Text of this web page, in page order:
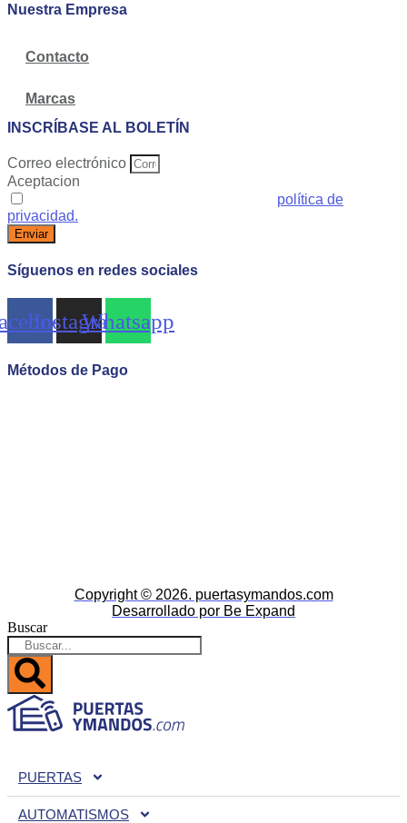
Nuestra Empresa
Contacto
Marcas
INSCRÍBASE AL BOLETÍN
Correo electrónico
Aceptacion
política de
privacidad.
Enviar
Síguenos en redes sociales
InstagramWhatsapp
Métodos de Pago
Copyright © 2026. puertasymandos.com
Desarrollado por Be Expand
Buscar
PUERTAS
AUTOMATISMOS